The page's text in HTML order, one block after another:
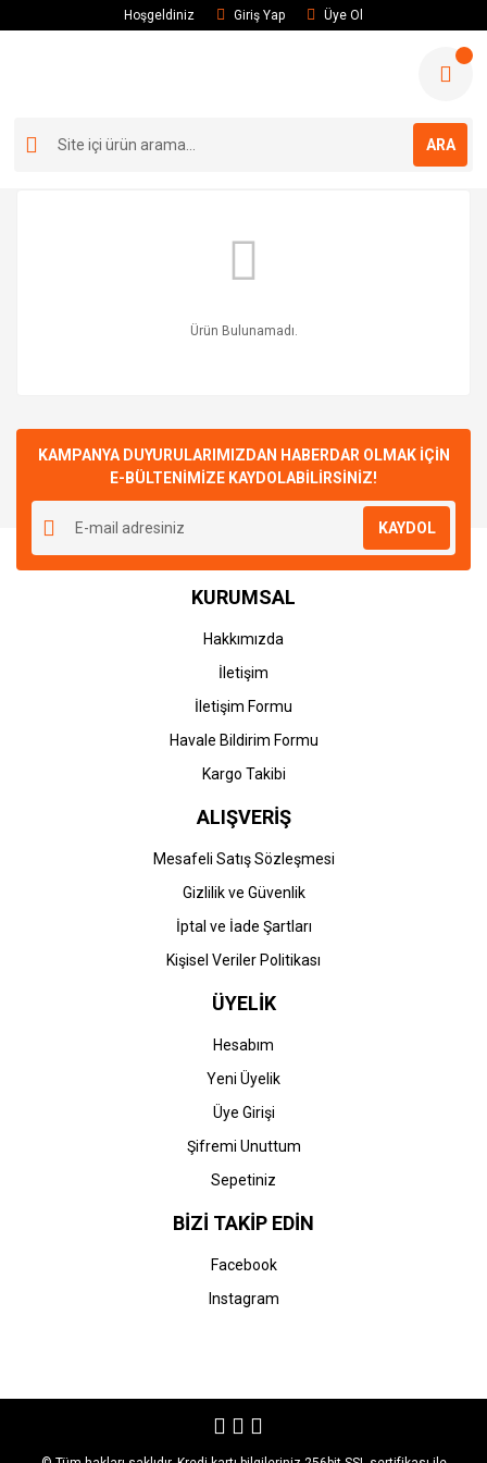
Hoşgeldiniz Giriş Yap Üye Ol
ARA
Ürün Bulunamadı.
KAMPANYA DUYURULARIMIZDAN HABERDAR OLMAK İÇİN
E-BÜLTENİMİZE KAYDOLABİLİRSİNİZ!
KAYDOL
KURUMSAL
Hakkımızda
İletişim
İletişim Formu
Havale Bildirim Formu
Kargo Takibi
ALIŞVERİŞ
Mesafeli Satış Sözleşmesi
Gizlilik ve Güvenlik
İptal ve İade Şartları
Kişisel Veriler Politikası
ÜYELİK
Hesabım
Yeni Üyelik
Üye Girişi
Şifremi Unuttum
Sepetiniz
BİZİ TAKİP EDİN
Facebook
Instagram